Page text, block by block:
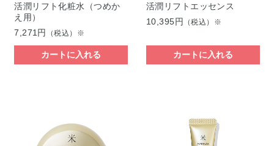
活潤リフト化粧水（つめか
え用）
7,271円
（税込）※
カートに入れる
活潤リフトエッセンス
10,395円
（税込）※
カートに入れる